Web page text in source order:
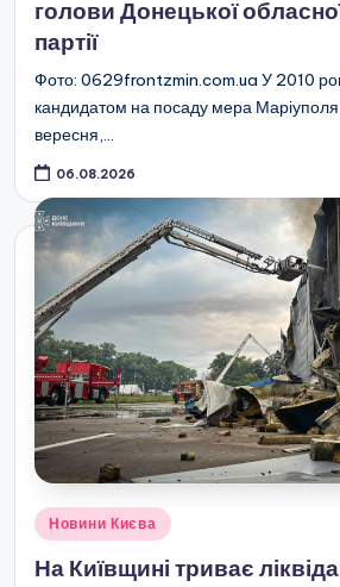
голови Донецької обласної
партії
Фото: 0629frontzmin.com.ua У 2010
кандидатом на посаду мера Маріуполя
вересня,…
06.08.2026
Опубліковано
Новини Києва
На Київщині триває